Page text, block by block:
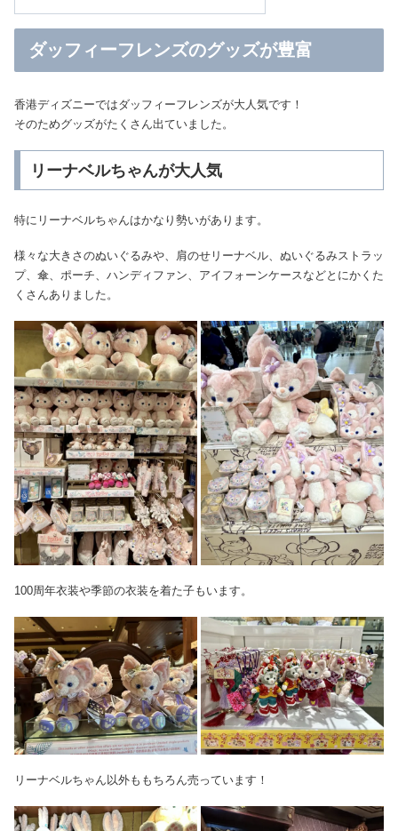
ダッフィーフレンズのグッズが豊富
香港ディズニーではダッフィーフレンズが大人気です！
そのためグッズがたくさん出ていました。
リーナベルちゃんが大人気
特にリーナベルちゃんはかなり勢いがあります。
様々な大きさのぬいぐるみや、肩のせリーナベル、ぬいぐるみストラッ
プ、傘、ポーチ、ハンディファン、アイフォーンケースなどとにかくた
くさんありました。
100周年衣装や季節の衣装を着た子もいます。
リーナベルちゃん以外ももちろん売っています！